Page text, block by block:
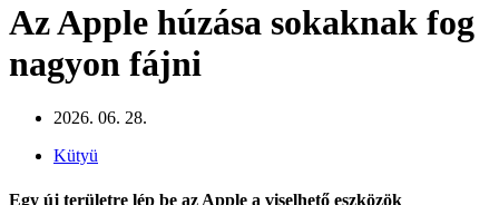
Az Apple húzása sokaknak fog
nagyon fájni
2026. 06. 28.
Kütyü
Egy új területre lép be az Apple a viselhető eszközök